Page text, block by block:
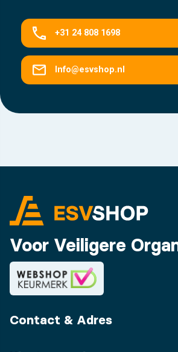
+31 24 808 1698
Info@esvshop.nl
Voor Veiligere
Contact & Adres